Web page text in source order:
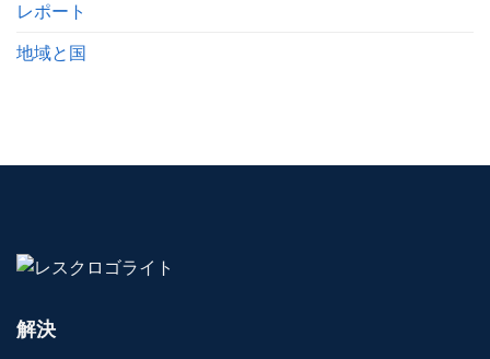
レポート
地域と国
解決